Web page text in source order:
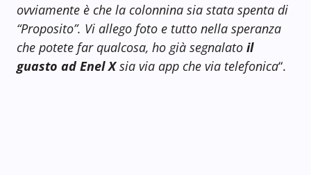
ovviamente è che la colonnina sia stata spenta di
“Proposito”. Vi allego foto e tutto nella speranza
che potete far qualcosa, ho già segnalato il
guasto ad Enel Xsia via app che via telefonica“.